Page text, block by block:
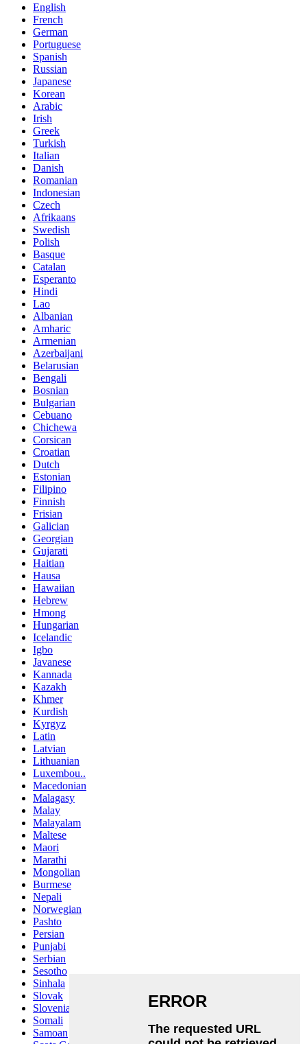
English
French
German
Portuguese
Spanish
Russian
Japanese
Korean
Arabic
Irish
Greek
Turkish
Italian
Danish
Romanian
Indonesian
Czech
Afrikaans
Swedish
Polish
Basque
Catalan
Esperanto
Hindi
Lao
Albanian
Amharic
Armenian
Azerbaijani
Belarusian
Bengali
Bosnian
Bulgarian
Cebuano
Chichewa
Corsican
Croatian
Dutch
Estonian
Filipino
Finnish
Frisian
Galician
Georgian
Gujarati
Haitian
Hausa
Hawaiian
Hebrew
Hmong
Hungarian
Icelandic
Igbo
Javanese
Kannada
Kazakh
Khmer
Kurdish
Kyrgyz
Latin
Latvian
Lithuanian
Luxembou..
Macedonian
Malagasy
Malay
Malayalam
Maltese
Maori
Marathi
Mongolian
Burmese
Nepali
Norwegian
Pashto
Persian
Punjabi
Serbian
Sesotho
Sinhala
Slovak
Slovenian
Somali
Samoan